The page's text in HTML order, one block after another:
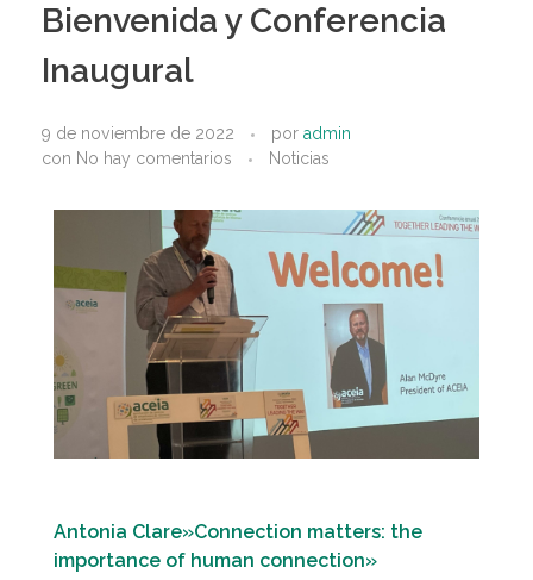
Bienvenida y Conferencia
Inaugural
9 de noviembre de 2022 por admin
con No hay comentarios Noticias
Antonia Clare»Connection matters: the
importance of human connection»